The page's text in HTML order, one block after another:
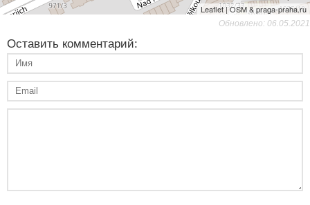
Leaflet | OSM & praga-praha.ru
Обновлено: 06.05.2021
Оставить комментарий: